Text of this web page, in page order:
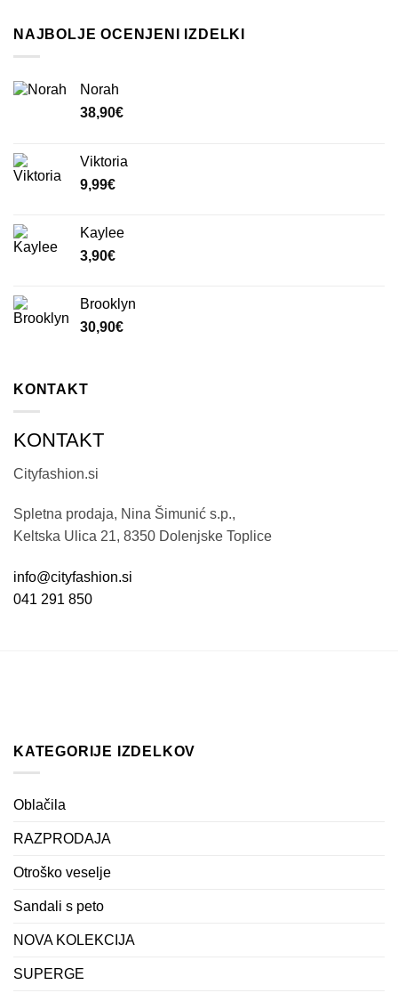
NAJBOLJE OCENJENI IZDELKI
Norah
38,90€
Viktoria
9,99€
Kaylee
3,90€
Brooklyn
30,90€
KONTAKT
KONTAKT
Cityfashion.si
Spletna prodaja, Nina Šimunić s.p.,
Keltska Ulica 21, 8350 Dolenjske Toplice
info@cityfashion.si
041 291 850
KATEGORIJE IZDELKOV
Oblačila
RAZPRODAJA
Otroško veselje
Sandali s peto
NOVA KOLEKCIJA
SUPERGE